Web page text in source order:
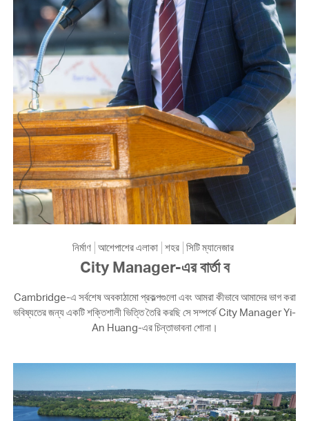
নির্মাণ আশেপাশের এলাকা শহর সিটি ম্যানেজার
City Manager-এর বার্তা ব
Cambridge-এ সর্বশেষ অবকাঠামো প্রকল্পগুলো এবং আমরা কীভাবে আমাদের ভাগ করা
ভবিষ্যতের জন্য একটি শক্তিশালী ভিত্তি তৈরি করছি সে সম্পর্কে City Manager Yi-
An Huang-এর চিন্তাভাবনা শোনা।